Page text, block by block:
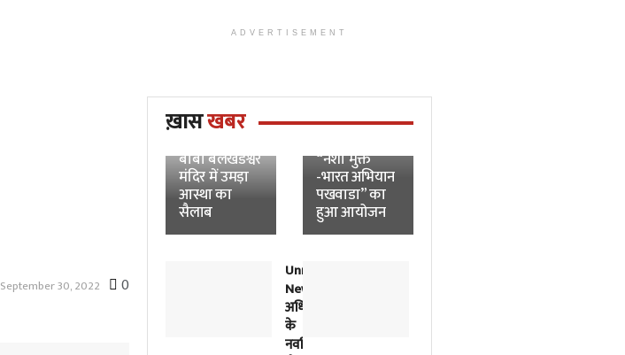
September 30, 2022 0
ADVERTISEMENT
ख़ासखबर
बाबा बलखंडेश्वर
मंदिर में उमड़ा
आस्था का
सैलाब
रज्जू भय्या)
“नशा मुक्त
-भारत अभियान
पखवाडा” का
हुआ आयोजन
Unnao
News:
अधिवक्ताओं
के
नवर्निमित